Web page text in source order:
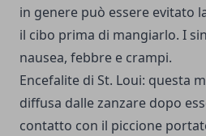
in genere può essere evitato
il cibo prima di mangiarlo. I
nausea, febbre e crampi.
Encefalite di St. Loui: questa
diffusa dalle zanzare dopo
contatto con il piccione